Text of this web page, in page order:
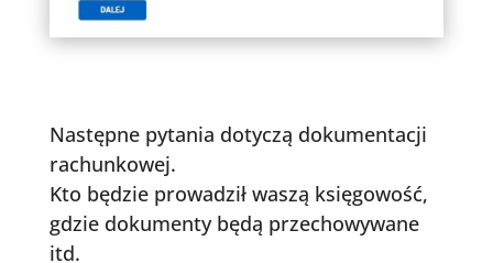
Następne pytania dotyczą dokumentacji
rachunkowej.
Kto będzie prowadził waszą księgowość,
gdzie dokumenty będą przechowywane
itd.